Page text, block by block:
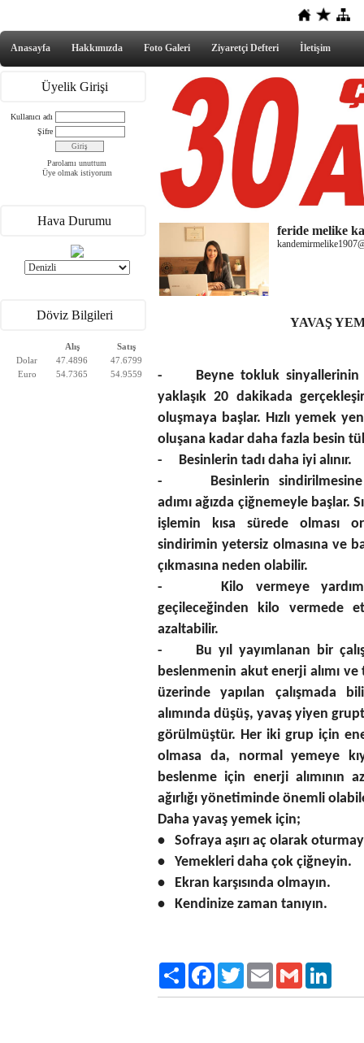
Anasayfa Hakkımızda Foto Galeri Ziyaretçi Defteri İletişim
Üyelik Girişi
Kullanıcı adı
Şifre
Parolamı unuttum
Üye olmak istiyorum
Hava Durumu
Döviz Bilgileri
Alış
Satış
Dolar
47.4896
47.6799
Euro
54.7365 54.9559
feride melike
YAVAŞ
- Beyne tokluk sinyallerinin
yaklaşık 20 dakikada
oluşmaya başlar. Hızlı yemek
oluşana kadar daha fazla besin
- Besinlerin tadı daha iyi alınır.
- Besinlerin sindirilmesine
adımı ağızda çiğnemeyle başlar.
işlemin kısa sürede olması
sindirimin yetersiz olmasına ve
çıkmasına neden olabilir.
-Kilo vermeye
geçileceğinden kilo vermede
azaltabilir.
- Bu yıl yayımlanan bir
beslenmenin akut enerji alımı
üzerinde yapılan çalışmada
alımında düşüş, yavaş yiyen
görülmüştür. Her iki grup için
olmasa da, normal yemeye
beslenme için enerji alımının
ağırlığı yönetiminde önemli
Daha yavaş yemek için;
• Sofraya aşırı aç olarak
• Yemekleri daha çok çiğneyin.
• Ekran karşısında olmayın.
• Kendinize zaman tanıyın.
Paylaş FacebookTwitter Email Gmail